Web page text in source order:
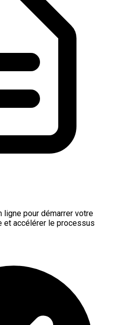
pour démarrer votre
et accélérer le processus